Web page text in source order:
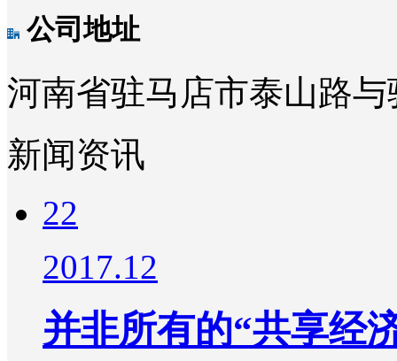
公司地址
河南省驻马店市泰山路
新闻资讯
22
2017.12
并非所有的“共享经